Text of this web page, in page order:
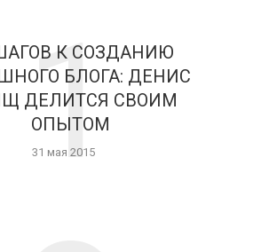
К СОЗДАНИЮ
БЛОГА: ДЕНИС
ДЕЛИТСЯ СВОИМ
ОПЫТОМ
31 мая 2015
1